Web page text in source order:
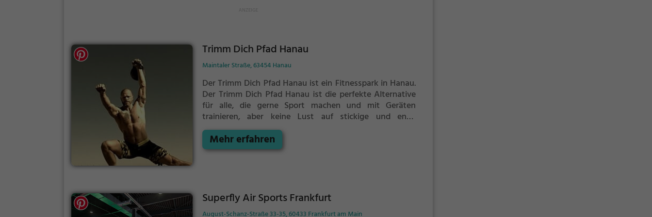
Trimm Dich Pfad Hanau
Maintaler Straße, 63454 Hanau
Der Trimm Dich Pfad Hanau ist ein Fitnesspark in Hanau.
Der Trimm Dich Pfad Hanau ist die perfekte Alternative
für alle, die gerne Sport machen und mit Geräten
trainieren, aber keine Lust auf stickige und enge
Fitnessstudios haben.
im Fitnessstudio aber an der frischen Luft. Im Trimm Dich
Pfad Hanau findest du folgende Geräte für dein Training:
Mehr erfahren
Superfly Air Sports Frankfurt
August-Schanz-Straße 33-35, 60433 Frankfurt am Main